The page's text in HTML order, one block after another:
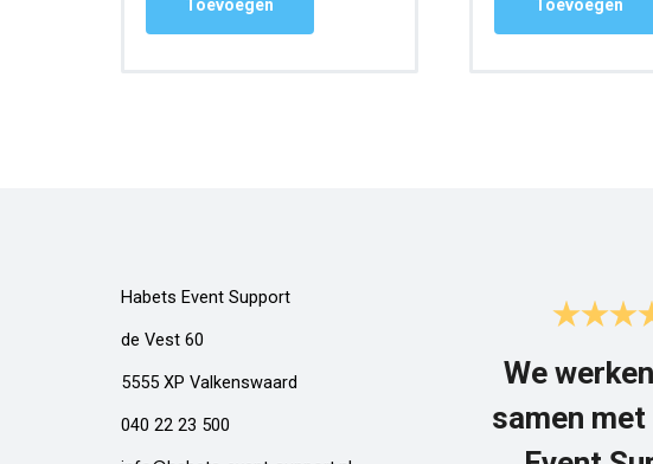
Toevoegen Toevoegen
Habets Event Support
de Vest 60
5555 XP Valkenswaard
040 22 23 500
We
samen